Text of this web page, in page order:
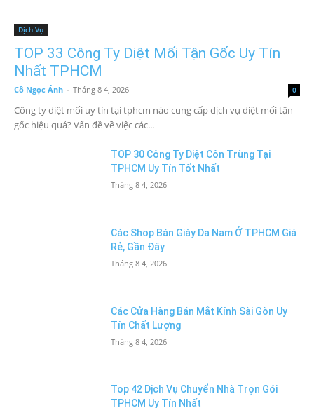
Dịch Vụ
TOP 33 Công Ty Diệt Mối Tận Gốc Uy Tín
Nhất TPHCM
Cô Ngọc Ánh - Tháng 8 4, 2026 0
Công ty diệt mối uy tín tại tphcm nào cung cấp dịch vụ diệt mối tận
gốc hiệu quả? Vấn đề về việc các...
TOP 30 Công Ty Diệt Côn Trùng Tại
TPHCM Uy Tín Tốt Nhất
Tháng 8 4, 2026
Các Shop Bán Giày Da Nam Ở TPHCM Giá
Rẻ, Gần Đây
Tháng 8 4, 2026
Các Cửa Hàng Bán Mắt Kính Sài Gòn Uy
Tín Chất Lượng
Tháng 8 4, 2026
Top 42 Dịch Vụ Chuyển Nhà Trọn Gói
TPHCM Uy Tín Nhất